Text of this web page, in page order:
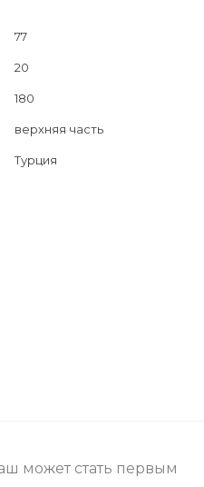
77
20
180
верхняя часть
Турция
может стать первым